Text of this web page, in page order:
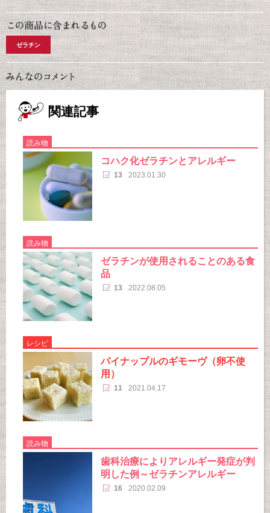
ゼラチン
関連記事
読み物
コハク化ゼラチンとアレルギー
13 2023.01.30
読み物
ゼラチンが使用されることのある食
品
13 2022.08.05
レシピ
パイナップルのギモーヴ（卵不使
用）
11 2021.04.17
読み物
歯科治療によりアレルギー発症が判
明した例～ゼラチンアレルギー
16 2020.02.09